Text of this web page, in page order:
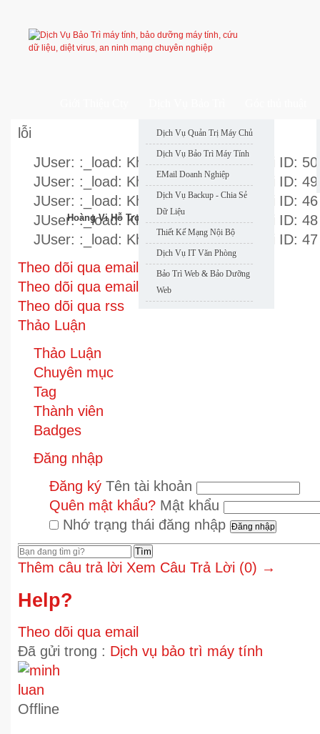
Dịch Vụ Quản Trị Máy Chủ
Dịch Vụ Bảo Trì Máy Tính
EMail Doanh Nghiệp
Dịch Vụ Backup - Chia Sẻ
Dữ Liệu
Thiết Kế Mạng Nội Bộ
Dịch Vụ IT Văn Phòng
Bảo Trì Web & Bảo Dưỡng
Web
lỗi
JUser: :_load: Không thể nạp user với ID: 50
JUser: :_load: Không thể nạp user với ID: 49
JUser: :_load: Không thể nạp user với ID: 46
JUser: :_load: Không thể nạp user với ID: 48
JUser: :_load: Không thể nạp user với ID: 47
Theo dõi qua email
Theo dõi qua email
Theo dõi qua rss
Thảo Luận
Thảo Luận
Chuyên mục
Tag
Thành viên
Badges
Đăng nhập
Đăng ký Tên tài khoản
Quên mật khẩu? Mật khẩu
Nhớ trạng thái đăng nhập
Tìm
Thêm câu trả lời Xem Câu Trả Lời (0) →
Help?
Theo dõi qua email
Đã gửi trong : Dịch vụ bảo trì máy tính
Offline
Hoàng Vi Hỗ Trợ Nhanh